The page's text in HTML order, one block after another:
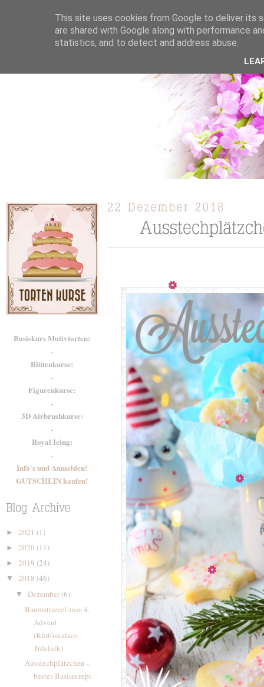
ÜBER MICH KOOPERATION TORTEN / KUCHEN /
Basiskurs Motivtorten:
-
Blütenkurse:
-
Figurenkurse:
-
3D Airbrushkurse:
-
Royal Icing:
-
Info`s und Anmelden!
GUTSCHEIN kaufen!
► 2021 (1)
► 2020 (11)
► 2019 (24)
▼ 2018 (46)
▼ Dezember(6)
Baumstriezel zum 4.
Advent
(Kürtöskalacs,
Trdelnik)
Ausstechplätzchen -
bestes Basisrezept
This site uses cookies from Google to deliver its
are shared with Google along with performance
statistics, and to detect and address abuse.